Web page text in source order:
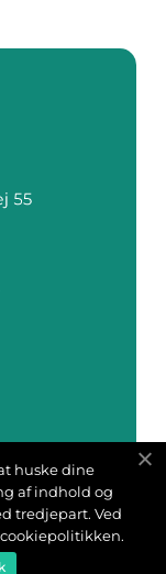
huske dine
af indhold og
tredjepart. Ved